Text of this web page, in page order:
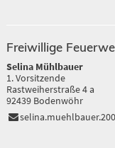
Freiwillige
Selina Mühlbauer
1. Vorsitzende
Rastweiherstraße 4 a
92439 Bodenwöhr